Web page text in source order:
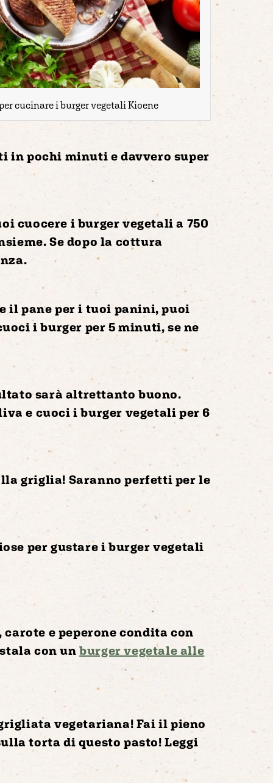
cucinare i burger vegetali Kioene
in pochi minuti e davvero super
cuocere i burger vegetalia 750
Se dopo la cottura
il pane per i tuoi panini, puoi
i burger per 5 minuti, se ne
sarà altrettanto buono.
e cuoci i burger vegetaliper 6
griglia! Saranno perfetti per le
per gustare i burger vegetali
carote e peperone condita con
con unburger vegetale alle
vegetariana! Fai il pieno
torta di questo pasto! Leggi